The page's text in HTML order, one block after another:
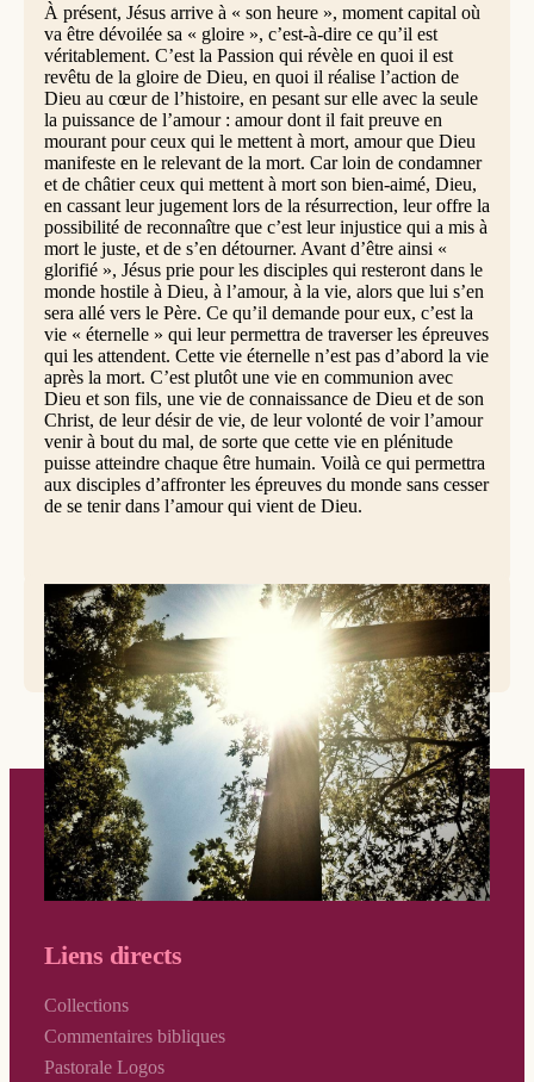
À présent, Jésus arrive à « son heure », moment capital où
va être dévoilée sa « gloire », c’est-à-dire ce qu’il est
véritablement. C’est la Passion qui révèle en quoi il est
revêtu de la gloire de Dieu, en quoi il réalise l’action de
Dieu au cœur de l’histoire, en pesant sur elle avec la seule
la puissance de l’amour : amour dont il fait preuve en
mourant pour ceux qui le mettent à mort, amour que Dieu
manifeste en le relevant de la mort. Car loin de condamner
et de châtier ceux qui mettent à mort son bien-aimé, Dieu,
en cassant leur jugement lors de la résurrection, leur offre la
possibilité de reconnaître que c’est leur injustice qui a mis à
mort le juste, et de s’en détourner. Avant d’être ainsi «
glorifié », Jésus prie pour les disciples qui resteront dans le
monde hostile à Dieu, à l’amour, à la vie, alors que lui s’en
sera allé vers le Père. Ce qu’il demande pour eux, c’est la
vie « éternelle » qui leur permettra de traverser les épreuves
qui les attendent. Cette vie éternelle n’est pas d’abord la vie
après la mort. C’est plutôt une vie en communion avec
Dieu et son fils, une vie de connaissance de Dieu et de son
Christ, de leur désir de vie, de leur volonté de voir l’amour
venir à bout du mal, de sorte que cette vie en plénitude
puisse atteindre chaque être humain. Voilà ce qui permettra
aux disciples d’affronter les épreuves du monde sans cesser
de se tenir dans l’amour qui vient de Dieu.
© Pixabay
Liens directs
Collections
Commentaires bibliques
Pastorale Logos